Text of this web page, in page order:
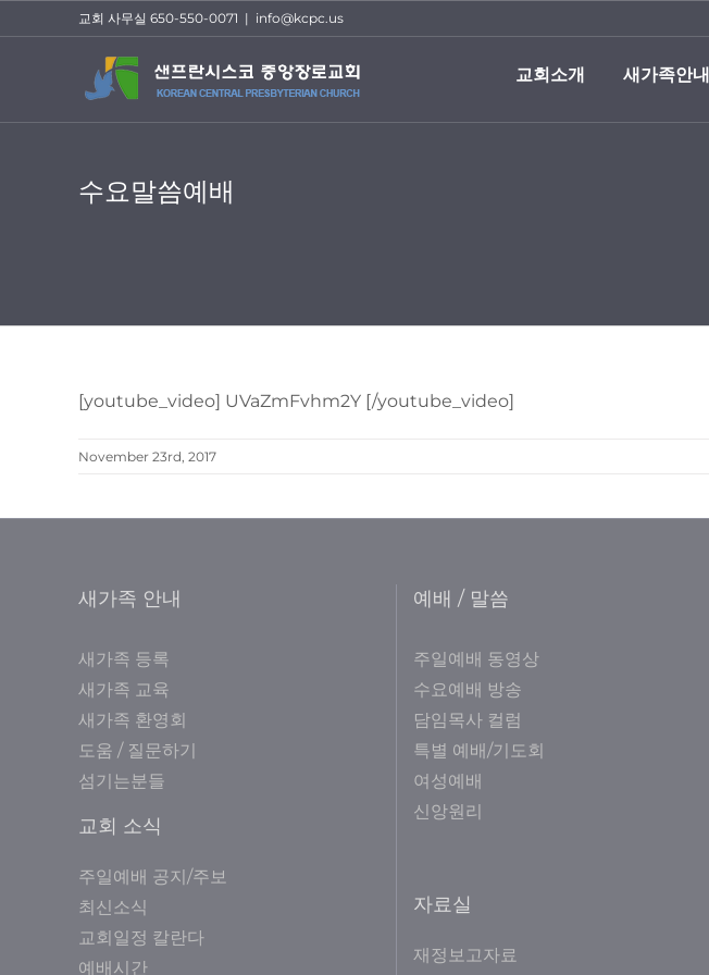
to
교회 사무실 650-550-0071 | info@kcpc.us
교회소개 새가족안내
수요말씀예배
[youtube_video] UVaZmFvhm2Y [/youtube_video]
November 23rd, 2017
새가족 안내
새가족 등록
새가족 교육
새가족 환영회
도움 / 질문하기
섬기는분들
교회 소식
주일예배 공지/주보
최신소식
교회일정 칼란다
예배시간
예배 / 말씀
주일예배 동영상
수요예배 방송
담임목사 컬럼
특별 예배/기도회
여성예배
신앙원리
자료실
재정보고자료